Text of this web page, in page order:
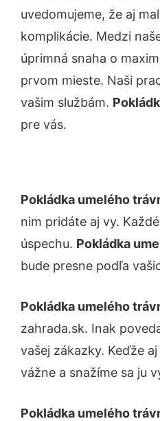
uvedomujeme, že aj
komplikácie. Medzi
úprimná snaha o
prvom mieste. Naši
vašim službám.
pre vás.
Pokládka umelého
nim pridáte aj vy.
úspechu. Pokládka
bude presne podľa
Pokládka umelého
zahrada.sk. Inak
vašej zákazky. Keďže
vážne a snažíme sa ju
Pokládka umelého